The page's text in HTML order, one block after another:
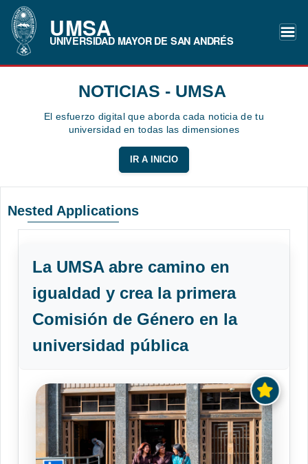
UMSA
UNIVERSIDAD MAYOR DE SAN ANDRÉS
NOTICIAS - UMSA
El esfuerzo digital que aborda cada noticia de tu
universidad en todas las dimensiones
IR A INICIO
Nested Applications
La UMSA abre camino en
igualdad y crea la primera
Comisión de Género en la
universidad pública